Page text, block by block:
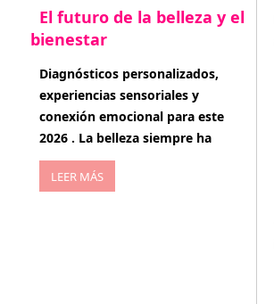
El futuro de la belleza y el
bienestar
enero 15, 2026
Diagnósticos personalizados,
experiencias sensoriales y
conexión emocional para este
2026 . La belleza siempre ha
LEER MÁS